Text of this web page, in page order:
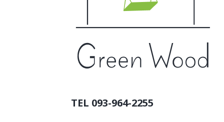
TEL 093-964-2255